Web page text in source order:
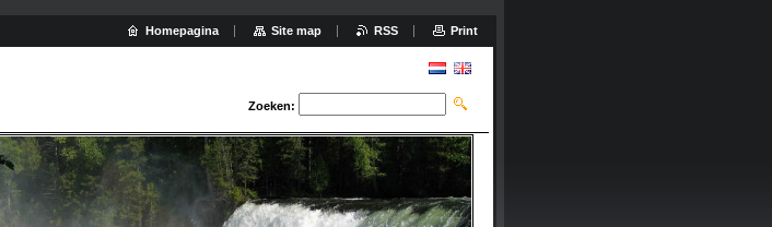
Zoeken:
Homepagina Site map RSS Print